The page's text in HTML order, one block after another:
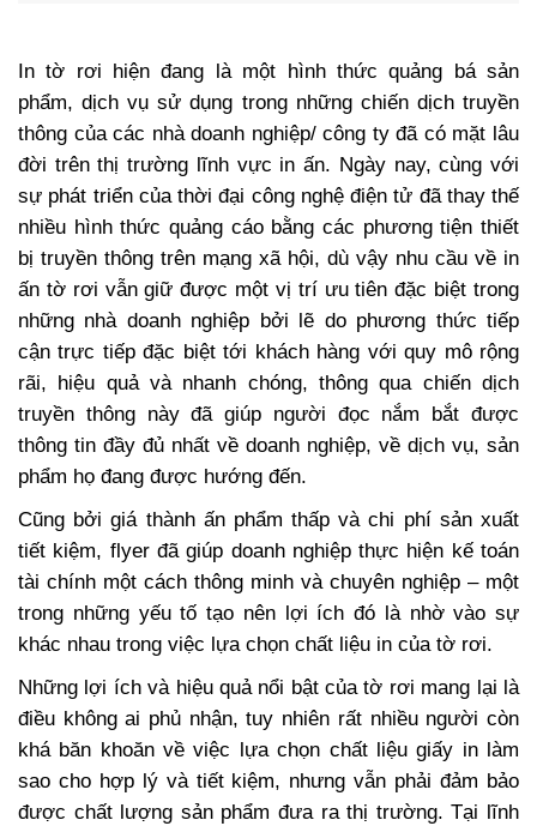
In tờ rơi hiện đang là một hình thức quảng bá sản
phẩm, dịch vụ sử dụng trong những chiến dịch truyền
thông của các nhà doanh nghiệp/ công ty đã có mặt lâu
đời trên thị trường lĩnh vực in ấn. Ngày nay, cùng với
sự phát triển của thời đại công nghệ điện tử đã thay thế
nhiều hình thức quảng cáo bằng các phương tiện thiết
bị truyền thông trên mạng xã hội, dù vậy nhu cầu về in
ấn tờ rơi vẫn giữ được một vị trí ưu tiên đặc biệt trong
những nhà doanh nghiệp bởi lẽ do phương thức tiếp
cận trực tiếp đặc biệt tới khách hàng với quy mô rộng
rãi, hiệu quả và nhanh chóng, thông qua chiến dịch
truyền thông này đã giúp người đọc nắm bắt được
thông tin đầy đủ nhất về doanh nghiệp, về dịch vụ, sản
phẩm họ đang được hướng đến.
Cũng bởi giá thành ấn phẩm thấp và chi phí sản xuất
tiết kiệm, flyer đã giúp doanh nghiệp thực hiện kế toán
tài chính một cách thông minh và chuyên nghiệp – một
trong những yếu tố tạo nên lợi ích đó là nhờ vào sự
khác nhau trong việc lựa chọn chất liệu in của tờ rơi.
Những lợi ích và hiệu quả nổi bật của tờ rơi mang lại là
điều không ai phủ nhận, tuy nhiên rất nhiều người còn
khá băn khoăn về việc lựa chọn chất liệu giấy in làm
sao cho hợp lý và tiết kiệm, nhưng vẫn phải đảm bảo
được chất lượng sản phẩm đưa ra thị trường. Tại lĩnh